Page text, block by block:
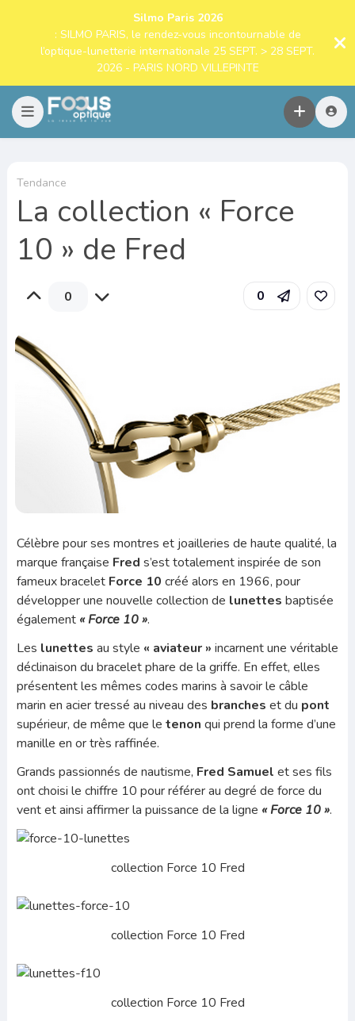
Silmo Paris 2026
: SILMO PARIS, le rendez-vous incontournable de
l’optique-lunetterie internationale 25 SEPT. > 28 SEPT.
2026 - PARIS NORD VILLEPINTE
Tendance
La collection « Force
10 » de Fred
0 0
Célèbre pour ses montres et joailleries de haute qualité, la
marque française Fred s’est totalement inspirée de son
fameux bracelet Force 10 créé alors en 1966, pour
développer une nouvelle collection de lunettes baptisée
également « Force 10 ».
Les lunettes au style « aviateur » incarnent une véritable
déclinaison du bracelet phare de la griffe. En effet, elles
présentent les mêmes codes marins à savoir le câble
marin en acier tressé au niveau des branches et du pont
supérieur, de même que le tenon qui prend la forme d’une
manille en or très raffinée.
Grands passionnés de nautisme, Fred Samuel et ses fils
ont choisi le chiffre 10 pour référer au degré de force du
vent et ainsi affirmer la puissance de la ligne « Force 10 ».
collection Force 10 Fred
collection Force 10 Fred
collection Force 10 Fred